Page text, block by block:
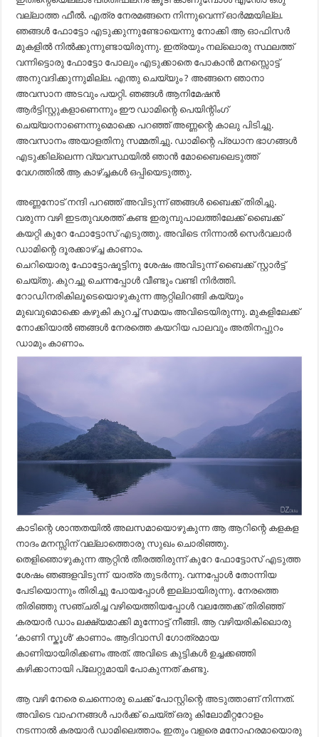
വല്ലാത്ത ഫീൽ. എത്ര നേരമങ്ങനെ നിന്നുവെന്ന് ഓർമ്മയില്ല.
ഞങ്ങൾ ഫോട്ടോ എടുക്കുന്നുണ്ടോയെന്നു നോക്കി ആ ഓഫിസർ
മുകളിൽ നിൽക്കുന്നുണ്ടായിരുന്നു. ഇത്രയും നല്ലൊരു സ്ഥലത്ത്
വന്നിട്ടൊരു ഫോട്ടോ പോലും എടുക്കാതെ പോകാൻ മനസ്സൊട്ട്
അനുവദിക്കുന്നുമില്ല. എന്തു ചെയ്യും ? അങ്ങനെ ഞാനാ
അവസാന അടവും പയറ്റി. ഞങ്ങൾ ആനിമേഷൻ
ആർട്ടിസ്റ്റുകളാണെന്നും ഈ ഡാമിന്റെ പെയിന്റിംഗ്
ചെയ്യാനാണെന്നുമൊക്കെ പറഞ്ഞ് അണ്ണന്റെ കാലു പിടിച്ചു.
അവസാനം അയാളതിനു സമ്മതിച്ചു. ഡാമിന്റെ പ്രധാന ഭാഗങ്ങൾ
എടുക്കില്ലെന്ന വ്യവസ്ഥയിൽ ഞാൻ മോബൈലെടുത്ത്
വേഗത്തിൽ ആ കാഴ്ച്ചകൾ ഒപ്പിയെടുത്തു.
അണ്ണനോട് നന്ദി പറഞ്ഞ് അവിടുന്ന് ഞങ്ങൾ ബൈക്ക് തിരിച്ചു.
വരുന്ന വഴി ഇടതുവശത്ത് കണ്ട ഇരുമ്പുപാലത്തിലേക്ക് ബൈക്ക്
കയറ്റി കുറേ ഫോട്ടോസ് എടുത്തു. അവിടെ നിന്നാൽ സെർവലാർ
ഡാമിന്റെ ദൂരക്കാഴ്ച്ച കാണാം.
ചെറിയൊരു ഫോട്ടോഷൂട്ടിനു ശേഷം അവിടുന്ന് ബൈക്ക് സ്റ്റാർട്ട്‌
ചെയ്തു. കുറച്ചു ചെന്നപ്പോൾ വീണ്ടും വണ്ടി നിർത്തി.
റോഡിനരികിലൂടെയൊഴുകുന്ന ആറ്റിലിറങ്ങി കയ്യും
മുഖവുമൊക്കെ കഴുകി കുറച്ച് സമയം അവിടെയിരുന്നു. മുകളിലേക്ക്
നോക്കിയാൽ ഞങ്ങൾ നേരത്തെ കയറിയ പാലവും അതിനപ്പുറം
ഡാമും കാണാം.
കാടിന്റെ ശാന്തതയിൽ അലസമായൊഴുകുന്ന ആ ആറിന്റെ കളകള
നാദം മനസ്സിന് വല്ലാത്തൊരു സുഖം ചൊരിഞ്ഞു.
തെളിഞൊഴുകുന്ന ആറ്റിൻ തീരത്തിരുന്ന് കുറേ ഫോട്ടോസ് എടുത്ത
ശേഷം ഞങ്ങളവിടുന്ന് യാത്ര തുടർന്നു. വന്നപ്പോൾ തോന്നിയ
പേടിയൊന്നും തിരിച്ചു പോയപ്പോൾ ഇല്ലായിരുന്നു. നേരത്തെ
തിരിഞ്ഞു സഞ്ചരിച്ച വഴിയെത്തിയപ്പോൾ വലത്തേക്ക് തിരിഞ്ഞ്
കരയാർ ഡാം ലക്ഷ്യമാക്കി മുന്നോട്ട് നീങ്ങി. ആ വഴിയരികിലൊരു
‘കാണി സ്കൂൾ’ കാണാം. ആദിവാസി ഗോത്രമായ
കാണിയായിരിക്കണം അത്. അവിടെ കുട്ടികൾ ഉച്ചക്കഞ്ഞി
കഴിക്കാനായി പ്ലേറ്റുമായി പോകുന്നത് കണ്ടു.
ആ വഴി നേരെ ചെന്നൊരു ചെക്ക്‌ പോസ്റ്റിന്റെ അടുത്താണ് നിന്നത്.
അവിടെ വാഹനങ്ങൾ പാർക്ക് ചെയ്ത് ഒരു കിലോമീറ്ററോളം
നടന്നാൽ കരയാർ ഡാമിലെത്താം. ഇതും വളരെ മനോഹരമായൊരു